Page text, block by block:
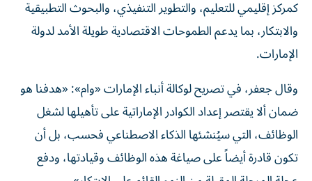
والابتكار، بما يدعم الطموحات الاقتصادية طويلة الأمد لدولة
الإمارات.
وقال جعفر، في تصريح لوكالة أنباء الإمارات «وام»: «هدفنا هو
ضمان ألا يقتصر إعداد الكوادر الإماراتية على تأهيلها لشغل
الوظائف، التي سيُنشئها الذكاء الاصطناعي فحسب، بل أن
تكون قادرة أيضاً على صياغة هذه الوظائف وقيادتها، ودفع
عجلة المرحلة المقبلة من النمو القائم على الابتكار».